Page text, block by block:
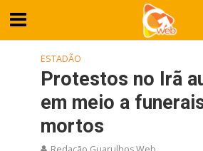
ESTADÃO
Protestos no Irã
em meio a
mortos